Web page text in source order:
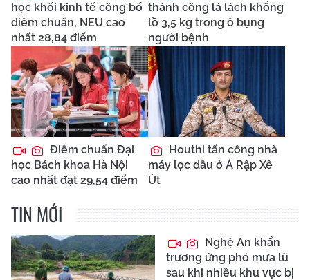
học khối kinh tế công bố
điểm chuẩn, NEU cao
nhất 28,84 điểm
thành công lá lách khổng
lồ 3,5 kg trong ổ bụng
người bệnh
Điểm chuẩn Đại
học Bách khoa Hà Nội
cao nhất đạt 29,54 điểm
Houthi tấn công nhà
máy lọc dầu ở Ả Rập Xê
Út
TIN MỚI
Nghệ An khẩn
trương ứng phó mưa lũ
sau khi nhiều khu vực bị